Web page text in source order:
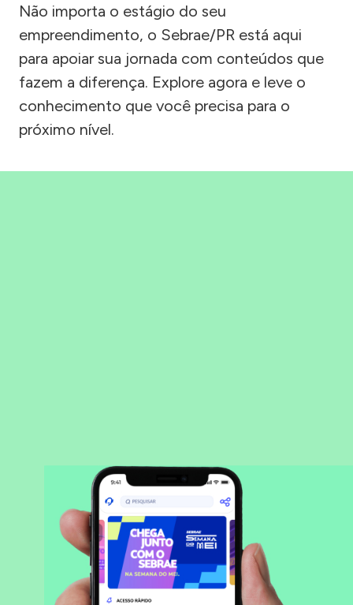
Não importa o estágio do seu
empreendimento, o Sebrae/PR está aqui
para apoiar sua jornada com conteúdos que
fazem a diferença. Explore agora e leve o
conhecimento que você precisa para o
próximo nível.